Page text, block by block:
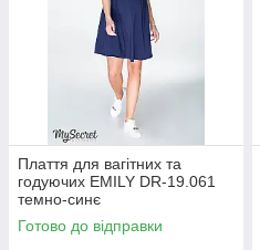
Плаття для вагітних та
годуючих EMILY DR-19.061
темно-синє
Готово до відправки